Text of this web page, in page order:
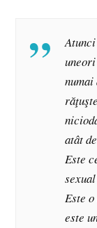
numai
atât
Este
Este
este